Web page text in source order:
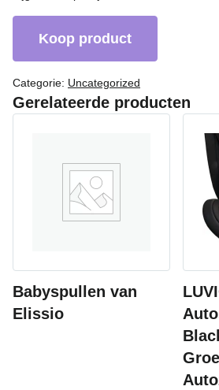
Koop product
Categorie: Uncategorized
Gerelateerde producten
Babyspullen van
Elissio